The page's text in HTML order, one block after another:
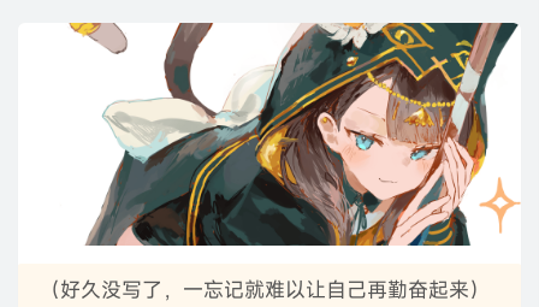
（好久没写了，一忘记就难以让自己再勤奋起来）